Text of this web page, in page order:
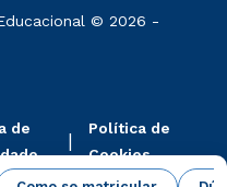
cursos: Ensino
e Metodologia
Atuais.
© 2026 -
de
Política de
Cookies